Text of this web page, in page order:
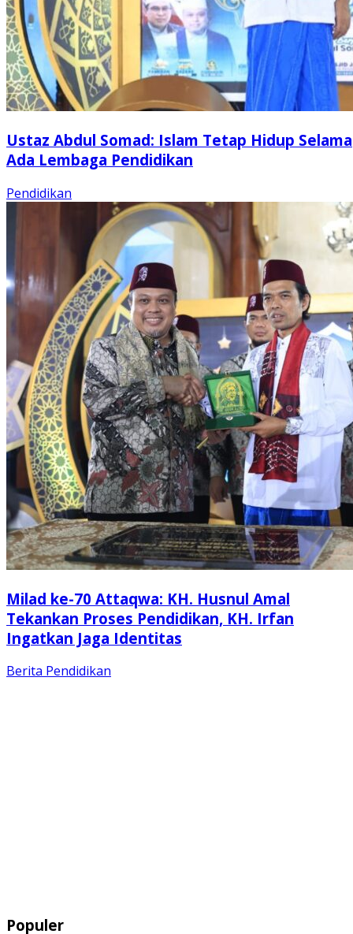
Ustaz Abdul Somad: Islam Tetap Hidup Selama
Ada Lembaga Pendidikan
Pendidikan
Milad ke-70 Attaqwa: KH. Husnul Amal
Tekankan Proses Pendidikan, KH. Irfan
Ingatkan Jaga Identitas
Berita Pendidikan
Populer